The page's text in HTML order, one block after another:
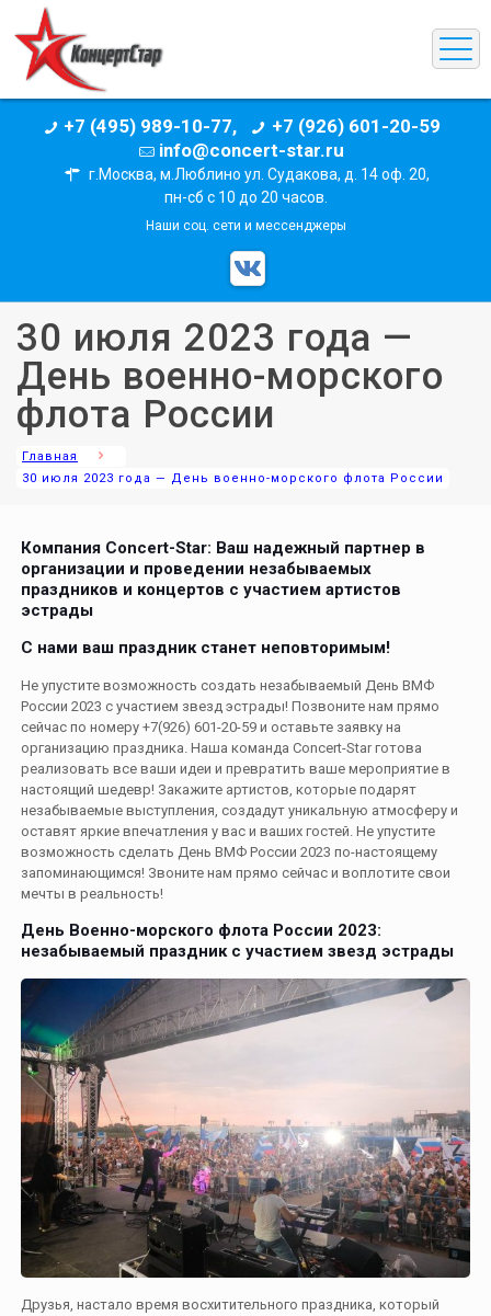
+7 (495) 989-10-77,
+7 (926) 601-20-59
info@concert-star.ru
г.Москва, м.Люблино ул. Судакова, д. 14 оф. 20,
пн-сб с 10 до 20 часов.
Наши соц. сети и мессенджеры
30 июля 2023 года —
День военно-морского
флота России
Главная
30 июля 2023 года — День военно-морского флота России
Компания Concert-Star: Ваш надежный партнер в
организации и проведении незабываемых
праздников и концертов с участием артистов
эстрады
С нами ваш праздник станет неповторимым!
Не упустите возможность создать незабываемый День ВМФ
России 2023 с участием звезд эстрады! Позвоните нам прямо
сейчас по номеру+7(926) 601-20-59 и оставьте заявку на
организацию праздника. Наша команда Concert-Star готова
реализовать все ваши идеи и превратить ваше мероприятие в
настоящий шедевр! Закажите артистов, которые подарят
незабываемые выступления, создадут уникальную атмосферу и
оставят яркие впечатления у вас и ваших гостей. Не упустите
возможность сделать День ВМФ России 2023 по-настоящему
запоминающимся! Звоните нам прямо сейчас и воплотите свои
мечты в реальность!
День Военно-морского флота России 2023:
незабываемый праздник с участием звезд эстрады
Друзья, настало время восхитительного праздника, который